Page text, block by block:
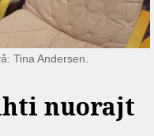
Tina Andersen.
nuorajt